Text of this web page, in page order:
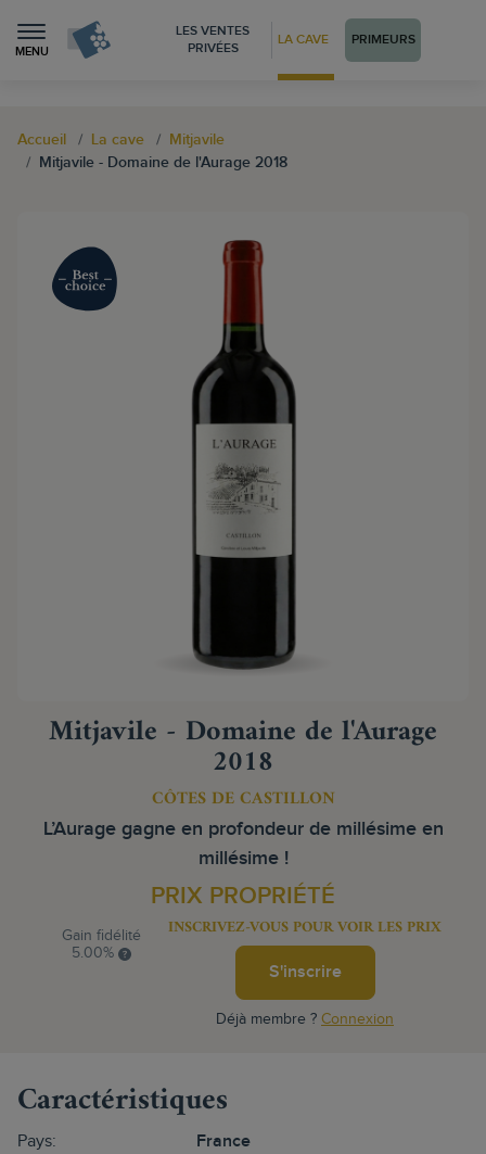
MENU
LES VENTES
PRIVÉES
LA CAVE PRIMEURS
Accueil La cave
Mitjavile
Mitjavile - Domaine de l'Aurage 2018
Mitjavile - Domaine de l'Aurage
2018
CÔTES DE CASTILLON
L’Aurage gagne en profondeur de millésime en
millésime !
PRIX PROPRIÉTÉ
Gain fidélité
5.00%
INSCRIVEZ-VOUS POUR VOIR LES PRIX
S'inscrire
Déjà membre ? Connexion
Caractéristiques
Pays: France